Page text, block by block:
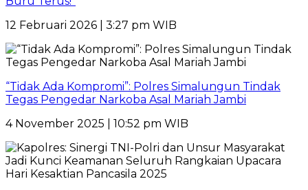
12 Februari 2026 | 3:27 pm WIB
“Tidak Ada Kompromi”: Polres Simalungun Tindak
Tegas Pengedar Narkoba Asal Mariah Jambi
4 November 2025 | 10:52 pm WIB